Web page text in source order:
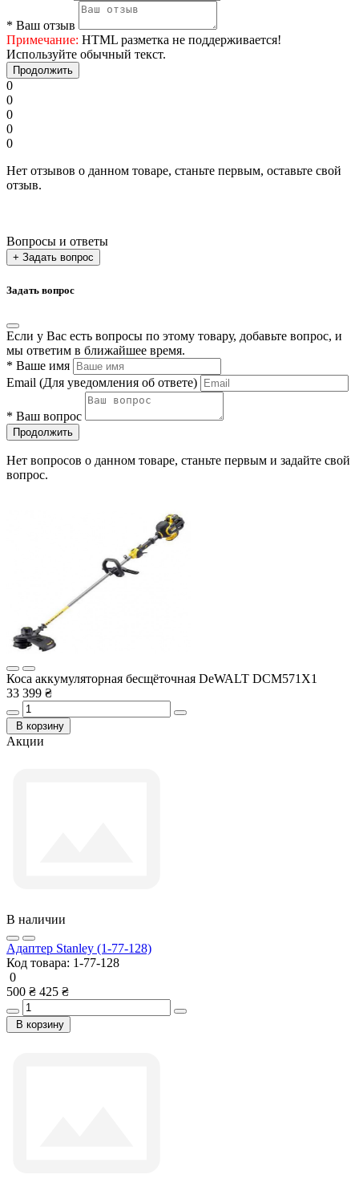
* Ваш отзыв
Примечание: HTML разметка не поддерживается!
Используйте обычный текст.
Продолжить
0
0
0
0
0
Нет отзывов о данном товаре, станьте первым, оставьте свой
отзыв.
Вопросы и ответы
+ Задать вопрос
Задать вопрос
Если у Вас есть вопросы по этому товару, добавьте вопрос, и
мы ответим в ближайшее время.
* Ваше имя
Email (Для уведомления об ответе)
* Ваш вопрос
Продолжить
Нет вопросов о данном товаре, станьте первым и задайте свой
вопрос.
Коса аккумуляторная бесщёточная DeWALT DCM571X1
33 399 ₴
В корзину
Акции
В наличии
Адаптер Stanley (1-77-128)
Код товара: 1-77-128
0
500 ₴ 425 ₴
В корзину